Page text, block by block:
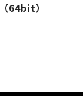
64bit）